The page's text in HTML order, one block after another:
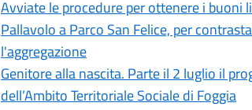
Avviate le procedure per ottenere i buoni
Pallavolo a Parco San Felice, per
l'aggregazione
Genitore alla nascita. Parte il 2 luglio il
dell’Ambito Territoriale Sociale di Foggia